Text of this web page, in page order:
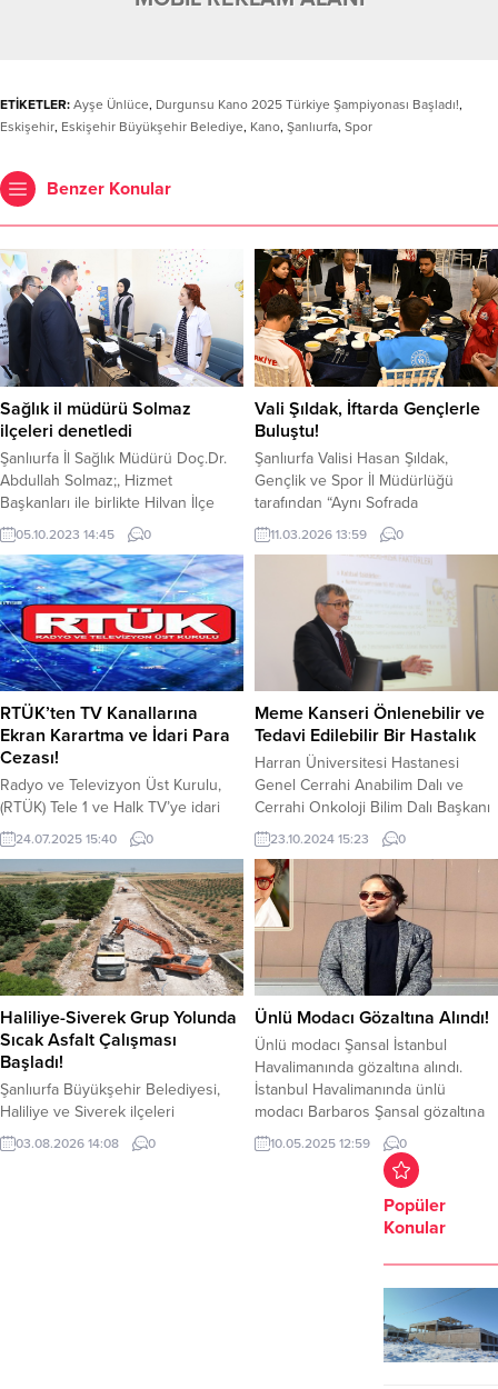
ETİKETLER: Ayşe Ünlüce, Durgunsu Kano 2025 Türkiye Şampiyonası Başladı!,
Eskişehir, Eskişehir Büyükşehir Belediye, Kano, Şanlıurfa, Spor
Benzer Konular
Sağlık il müdürü Solmaz
ilçeleri denetledi
Şanlıurfa İl Sağlık Müdürü Doç.Dr.
Abdullah Solmaz;, Hizmet
Başkanları ile birlikte Hilvan İlçe
Sağlık Müdürlüğü, Hilvan Şehit Halit
Şiltak Devlet Hastanesi, Hilvan 1
no’lu Aile sağlığı merkezi, Hilvan 6
no’lu Aile sağlığı merkezini ziyaret
etti. Hilvan İlçe Sağlık Müdürü Dr.
Recai Ölmez ve Hilvan Şehit Halit
Şiltak Devlet Hastanesi Başhekimi...
05.10.2023 14:45 0
Vali Şıldak, İftarda Gençlerle
Buluştu!
Şanlıurfa Valisi Hasan Şıldak,
Gençlik ve Spor İl Müdürlüğü
tarafından “Aynı Sofrada
Buluşuyoruz” ana fikriyle
düzenledikleri Kampüs programına
katılarak gençlerle bir araya geldi.
Vali Şıldak, programa katılarak
sporcular ve gençlik merkezlerinde
aktif çalışan gençlerle birlikte iftar
yaptı. Vali Şıldak, iftar programında
gençlere verilen önemin altını
çizerek gençlerin kendilerini en
iyi...
11.03.2026 13:59 0
RTÜK’ten TV Kanallarına
Ekran Karartma ve İdari Para
Cezası!
Radyo ve Televizyon Üst Kurulu,
(RTÜK) Tele 1 ve Halk TV’ye idari
para cezası ile ekran karartma
cezası verdi. RTÜK, Tele 1 ve Halk
TV’ye idari para cezası verdiğini
açıkladı. Ayrıca Tele 1’e 5 gün ekran
karartma cezası verdi. RTÜK, Halk
TV’ye yüzde 3 idari para cezası
verirken Tele 1’e...
24.07.2025 15:40 0
Meme Kanseri Önlenebilir ve
Tedavi Edilebilir Bir Hastalık
Harran Üniversitesi Hastanesi
Genel Cerrahi Anabilim Dalı ve
Cerrahi Onkoloji Bilim Dalı Başkanı
Prof. Dr. Ali Uzunköy, 1-31 Ekim
Meme Kanseri Farkındalık Ayı
kapsamında yaptığı açıklamada,
meme kanserinin önlenebilir ve
tedavi edilebilir bir hastalık
olduğunu vurguladı. Türkiye’de her
10 kadından birinin meme
kanserine yakalandığını belirten
Prof. Dr. Uzunköy, erken tanı...
23.10.2024 15:23 0
Haliliye-Siverek Grup Yolunda
Sıcak Asfalt Çalışması
Başladı!
Şanlıurfa Büyükşehir Belediyesi,
Haliliye ve Siverek ilçeleri
arasındaki toplam 29 kilometrelik
grup yolunu sıcak asfaltla
03.08.2026 14:08 0
Ünlü Modacı Gözaltına Alındı!
Ünlü modacı Şansal İstanbul
Havalimanında gözaltına alındı.
İstanbul Havalimanında ünlü
modacı Barbaros Şansal gözaltına
alındı. Gözaltı haberini Şansal,
sosyal medya hesabından duyurdu.
Şansal’ın neden gözaltına alındığı
henüz bilinmiyor. Şansal’ın sosyal
medya paylaşımı şu şekilde; YAZI
10.05.2025 12:59 0
Popüler
Konular